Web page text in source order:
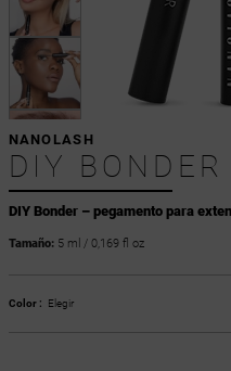
DIY Bonder – pegamento para
NANOLASH
DIY BONDER
Tamaño:5 ml / 0,169 fl oz
Color : Elegir